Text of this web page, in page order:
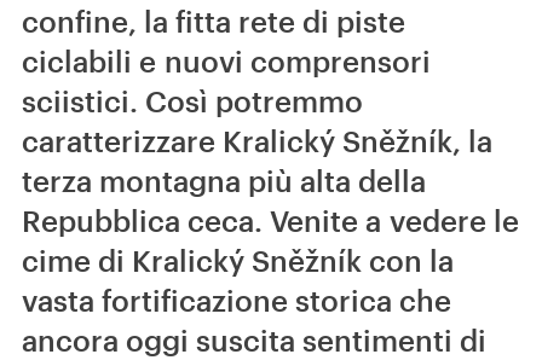
confine, la fitta rete di piste
ciclabili e nuovi comprensori
sciistici. Così potremmo
caratterizzare Kralický Sněžník, la
terza montagna più alta della
Repubblica ceca. Venite a vedere le
cime di Kralický Sněžník con la
vasta fortificazione storica che
ancora oggi suscita sentimenti di